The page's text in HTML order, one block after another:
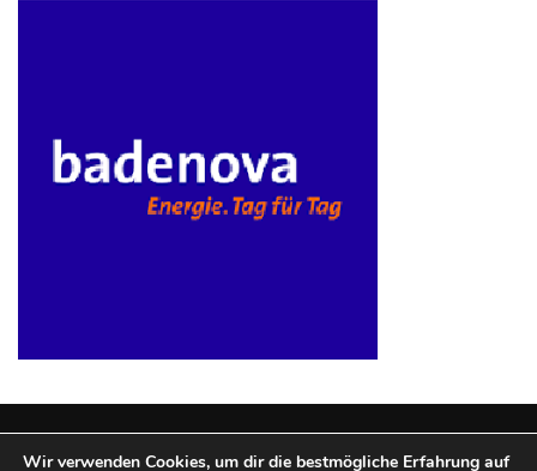
Wir verwenden Cookies, um dir die bestmögliche Erfahrung auf